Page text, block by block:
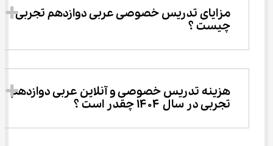
مزایای تدریس خصوصی عربی دوازدهم تجربی
چیست ؟
هزینه تدریس خصوصی و آنلاین عربی دوازدهم
تجربی در سال ۱۴۰۴ چقدر است ؟